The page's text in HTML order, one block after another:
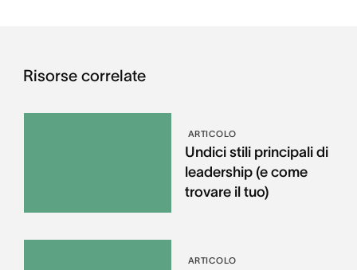
Risorse correlate
ARTICOLO
Undici stili principali di
leadership (e come
trovare il tuo)
ARTICOLO